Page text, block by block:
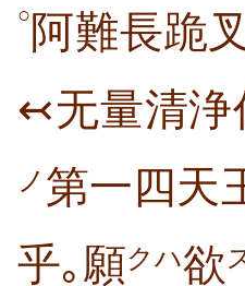
○ 阿難長跪
↢无量清浄
ノ 第一四天
乎｡願クハ欲